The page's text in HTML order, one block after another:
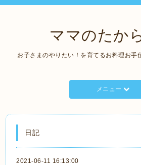
ママのたか
お子さまのやりたい！を育てるお料理お手
メニュー
日記
2021-06-11 16:13:00